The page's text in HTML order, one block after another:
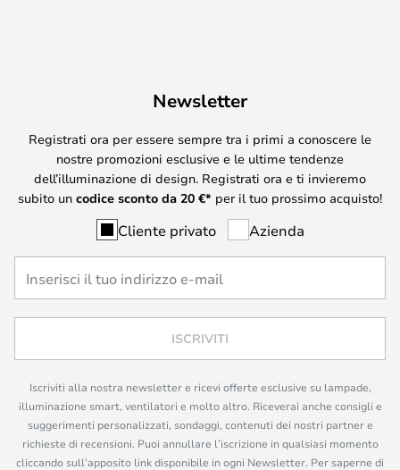
Newsletter
Registrati ora per essere sempre tra i primi a conoscere le
nostre promozioni esclusive e le ultime tendenze
dell’illuminazione di design. Registrati ora e ti invieremo
subito un codice sconto da 20 €* per il tuo prossimo acquisto!
Cliente privato Azienda
ISCRIVITI
Iscriviti alla nostra newsletter e ricevi offerte esclusive su lampade,
illuminazione smart, ventilatori e molto altro. Riceverai anche consigli e
suggerimenti personalizzati, sondaggi, contenuti dei nostri partner e
richieste di recensioni. Puoi annullare l’iscrizione in qualsiasi momento
cliccando sull’apposito link disponibile in ogni Newsletter. Per saperne di